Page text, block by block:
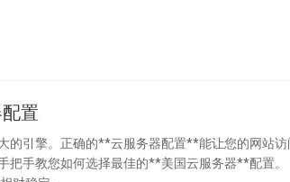
置
的引擎。正确的**云服务器配置**能让您的网站访
手教您如何选择最佳的**美国云服务器**配置。 ##